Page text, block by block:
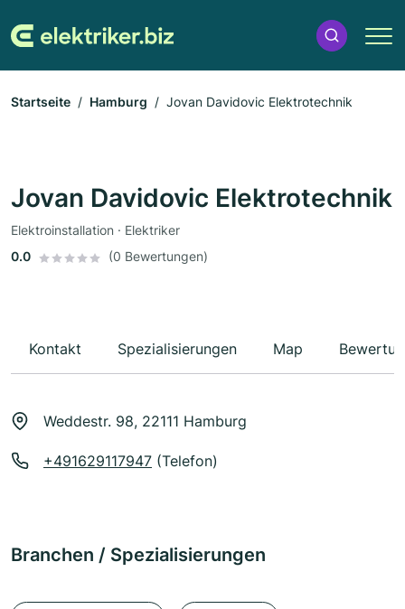
Startseite Hamburg Jovan Davidovic Elektrotechnik
Jovan Davidovic Elektrotechnik
Elektroinstallation · Elektriker
0.0
(0 Bewertungen)
Kontakt Spezialisierungen Map
Weddestr. 98, 22111 Hamburg
+491629117947 (Telefon)
Branchen / Spezialisierungen